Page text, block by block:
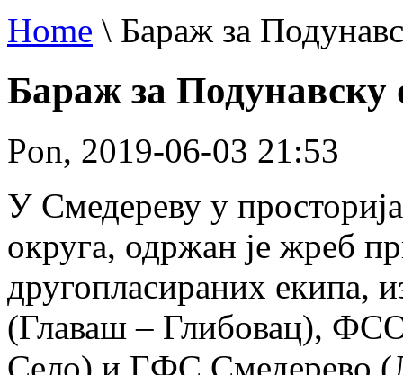
Home \ Бараж за
Бараж за Подунавску
Pon, 2019-06-03 21:53
У Смедереву у
округа, одржан је жреб
другопласираних екипа,
(Главаш – Глибовац),
Село) и ГФС Смедерево